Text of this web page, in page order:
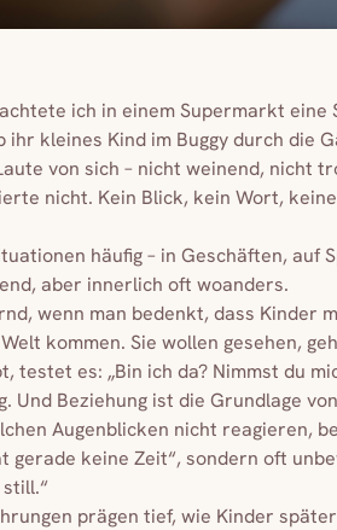
ich in einem Supermarkt eine
ihr kleines Kind im Buggy durch die
von sich – nicht weinend, nicht
nicht. Kein Blick, kein Wort,
häufig – in Geschäften, auf
aber innerlich oft woanders.
wenn man bedenkt, dass Kinder
kommen. Sie wollen gesehen,
testet es: „Bin ich da? Nimmst du
Und Beziehung ist die Grundlage
Augenblicken nicht reagieren,
gerade keine Zeit“, sondern oft
prägen tief, wie Kinder